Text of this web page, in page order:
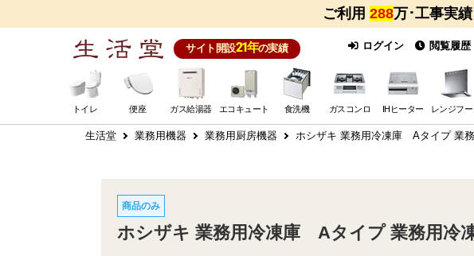
ご利用 288万･工事実績
サイト開設21年の実績 ログイン 閲覧履歴
トイレ 便座 ガス給湯器 エコキュート 食洗機 ガスコンロ IHヒーター レンジフー
生活堂 業務用機器 業務用厨房機器 ホシザキ 業務用冷凍庫 Aタイプ 業
商品のみ
ホシザキ 業務用冷凍庫 Aタイプ 業務用冷